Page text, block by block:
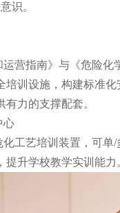
识。
营指南》与《危险
培训设施，构建标准化
力的支撑配套。
心
工艺培训装置，可单/
升学校教学实训能力